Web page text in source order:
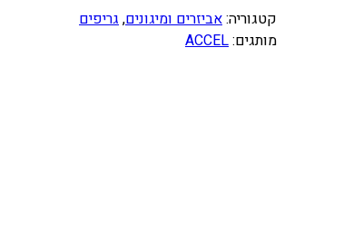
ו
ת
קטגוריה:אביזרים ומיגונים, גריפים
מותגים:ACCEL